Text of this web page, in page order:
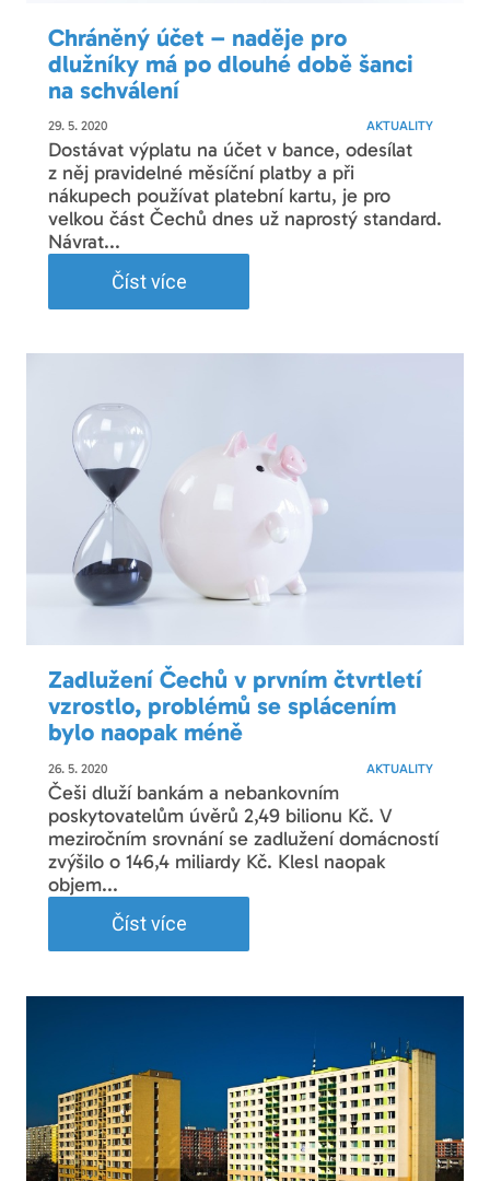
Chráněný účet – naděje pro
dlužníky má po dlouhé době šanci
na schválení
29. 5. 2020 AKTUALITY
Dostávat výplatu na účet v bance, odesílat
z něj pravidelné měsíční platby a při
nákupech používat platební kartu, je pro
velkou část Čechů dnes už naprostý standard.
Návrat...
Číst více
Zadlužení Čechů v prvním čtvrtletí
vzrostlo, problémů se splácením
bylo naopak méně
26. 5. 2020 AKTUALITY
Češi dluží bankám a nebankovním
poskytovatelům úvěrů 2,49 bilionu Kč. V
meziročním srovnání se zadlužení domácností
zvýšilo o 146,4 miliardy Kč. Klesl naopak
objem...
Číst více